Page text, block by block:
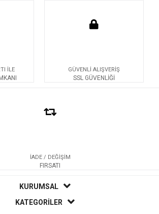
İLE GÜVENLİ ALIŞVERİŞ
SSL GÜVENLİĞİ
İADE / DEĞİŞİM
FIRSATI
KURUMSAL
KATEGORİLER